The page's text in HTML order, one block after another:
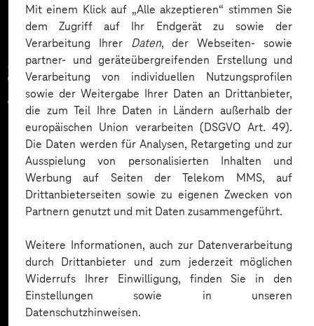
Mit einem Klick auf „Alle akzeptieren“ stimmen Sie
dem Zugriff auf Ihr Endgerät zu sowie der
Verarbeitung Ihrer Daten, der Webseiten- sowie
partner- und geräteübergreifenden Erstellung und
Verarbeitung von individuellen Nutzungsprofilen
sowie der Weitergabe Ihrer Daten an Drittanbieter,
die zum Teil Ihre Daten in Ländern außerhalb der
europäischen Union verarbeiten (DSGVO Art. 49).
Die Daten werden für Analysen, Retargeting und zur
Ausspielung von personalisierten Inhalten und
Werbung auf Seiten der Telekom MMS, auf
Drittanbieterseiten sowie zu eigenen Zwecken von
Partnern genutzt und mit Daten zusammengeführt.
Weitere Informationen, auch zur Datenverarbeitung
durch Drittanbieter und zum jederzeit möglichen
Widerrufs Ihrer Einwilligung, finden Sie in den
Einstellungen sowie in unseren
Datenschutzhinweisen.
Zahlreiche Unternehmen
vertrauen auf unsere
Expertise. Hier eine Auswahl: